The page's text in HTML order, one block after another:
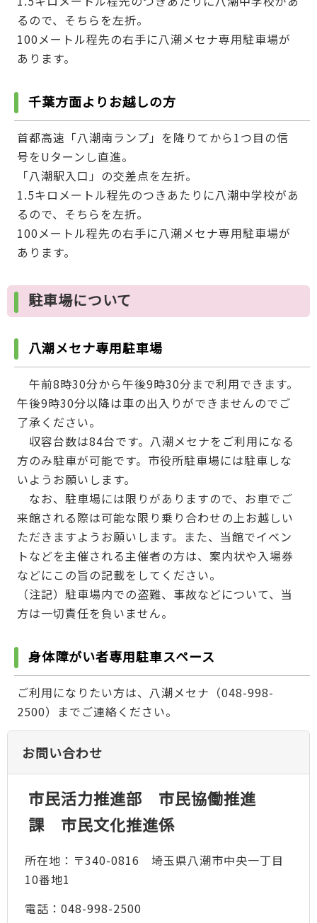
るので、そちらを左折。
100メートル程先の右手に八潮メセナ専用駐車場が
あります。
千葉方面よりお越しの方
首都高速「八潮南ランプ」を降りてから1つ目の信
号をUターンし直進。
「八潮駅入口」の交差点を左折。
1.5キロメートル程先のつきあたりに八潮中学校があ
るので、そちらを左折。
100メートル程先の右手に八潮メセナ専用駐車場が
あります。
駐車場について
八潮メセナ専用駐車場
午前8時30分から午後9時30分まで利用できます。
午後9時30分以降は車の出入りができませんのでご
了承ください。
収容台数は84台です。八潮メセナをご利用になる
方のみ駐車が可能です。市役所駐車場には駐車しな
いようお願いします。
なお、駐車場には限りがありますので、お車でご
来館される際は可能な限り乗り合わせの上お越しい
ただきますようお願いします。また、当館でイベン
トなどを主催される主催者の方は、案内状や入場券
などにこの旨の記載をしてください。
（注記）駐車場内での盗難、事故などについて、当
方は一切責任を負いません。
身体障がい者専用駐車スペース
ご利用になりたい方は、八潮メセナ（048-998-
2500）までご連絡ください。
お問い合わせ
市民活力推進部 市民協働推進
課 市民文化推進係
所在地：〒340-0816 埼玉県八潮市中央一丁目
10番地1
電話：048-998-2500